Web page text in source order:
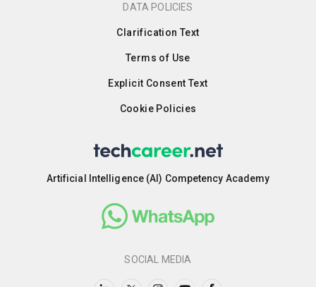
DATA POLICIES
Clarification Text
Terms of Use
Explicit Consent Text
Cookie Policies
Artificial Intelligence (AI) Competency Academy
SOCIAL MEDIA